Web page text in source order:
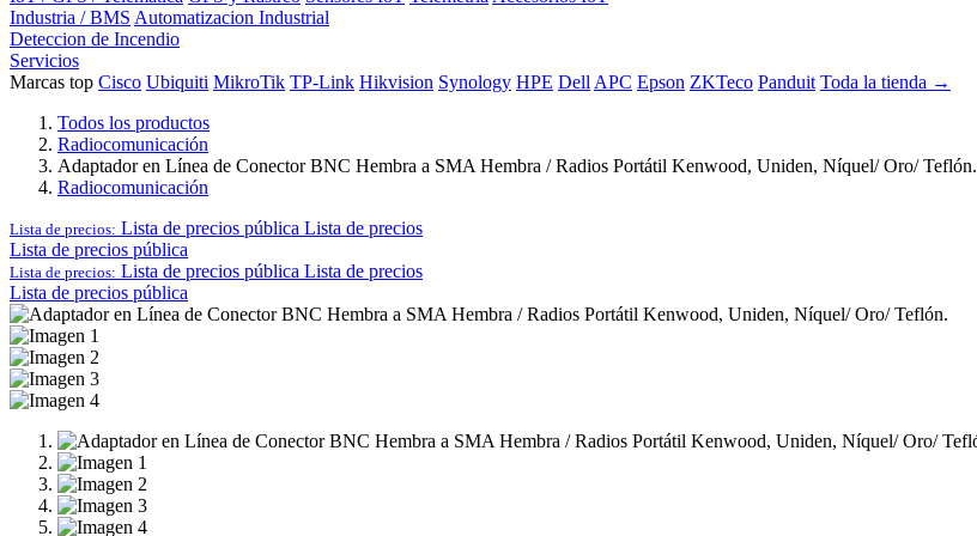
Industria / BMS Automatizacion Industrial
Deteccion de Incendio
Servicios
Marcas top Cisco Ubiquiti MikroTik TP-Link Hikvision Synology HPE Dell APC Epson ZKTeco Panduit Toda la tienda →
Todos los productos
Radiocomunicación
Adaptador en Línea de Conector BNC Hembra a SMA Hembra / Radios Portátil Kenwood, Uniden, Níquel/ Oro/ Teflón.
Radiocomunicación
Lista de precios: Lista de precios pública Lista de precios
Lista de precios pública
Lista de precios: Lista de precios pública Lista de precios
Lista de precios pública